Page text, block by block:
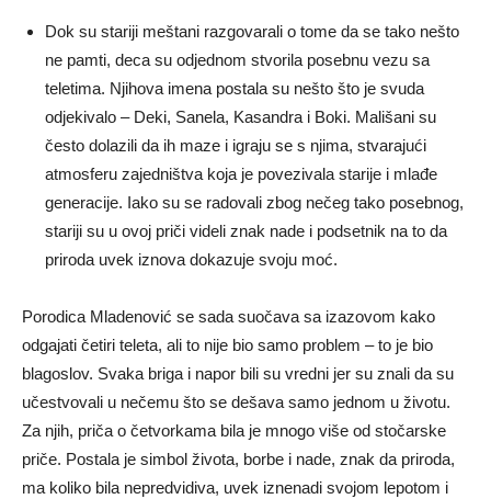
Dok su stariji meštani razgovarali o tome da se tako nešto
ne pamti, deca su odjednom stvorila posebnu vezu sa
teletima. Njihova imena postala su nešto što je svuda
odjekivalo – Deki, Sanela, Kasandra i Boki. Mališani su
često dolazili da ih maze i igraju se s njima, stvarajući
atmosferu zajedništva koja je povezivala starije i mlađe
generacije. Iako su se radovali zbog nečeg tako posebnog,
stariji su u ovoj priči videli znak nade i podsetnik na to da
priroda uvek iznova dokazuje svoju moć.
Porodica Mladenović se sada suočava sa izazovom kako
odgajati četiri teleta, ali to nije bio samo problem – to je bio
blagoslov. Svaka briga i napor bili su vredni jer su znali da su
učestvovali u nečemu što se dešava samo jednom u životu.
Za njih, priča o četvorkama bila je mnogo više od stočarske
priče. Postala je simbol života, borbe i nade, znak da priroda,
ma koliko bila nepredvidiva, uvek iznenadi svojom lepotom i